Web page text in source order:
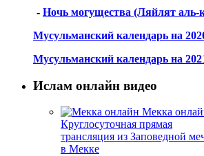
- Ночь могущества (Ляйлят аль-
Мусульманский календарь на
Мусульманский календарь на
Ислам онлайн видео
Мекка
Круглосуточная прямая
трансляция из Заповедной
в Мекке